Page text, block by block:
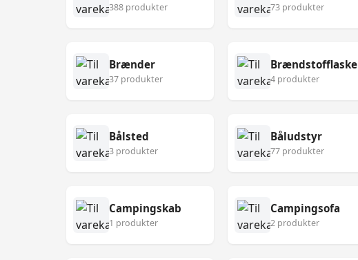
388 produkter 73 produkter
Brænder
37 produkter
Brændstofflaske
4 produkter
Bålsted
3 produkter
Båludstyr
77 produkter
Campingskab
1 produkter
Campingsofa
2 produkter